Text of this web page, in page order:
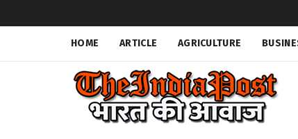
HOME ARTICLE AGRICULTURE